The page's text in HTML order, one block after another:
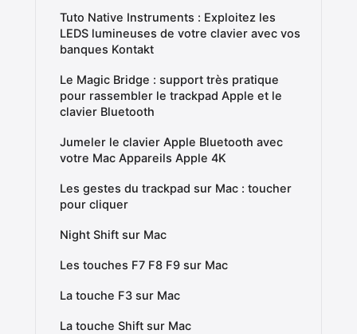
Tuto Native Instruments : Exploitez les
LEDS lumineuses de votre clavier avec vos
banques Kontakt
Le Magic Bridge : support très pratique
pour rassembler le trackpad Apple et le
clavier Bluetooth
Jumeler le clavier Apple Bluetooth avec
votre Mac Appareils Apple 4K
Les gestes du trackpad sur Mac : toucher
pour cliquer
Night Shift sur Mac
Les touches F7 F8 F9 sur Mac
La touche F3 sur Mac
La touche Shift sur Mac